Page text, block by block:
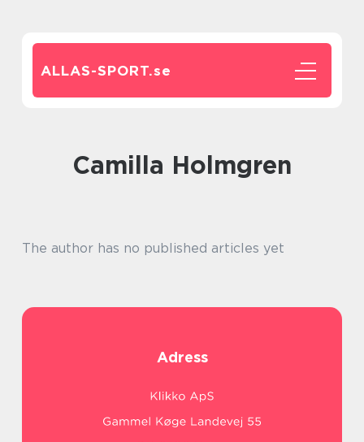
ALLAS-SPORT.se
Camilla Holmgren
The author has no published articles yet
Adress